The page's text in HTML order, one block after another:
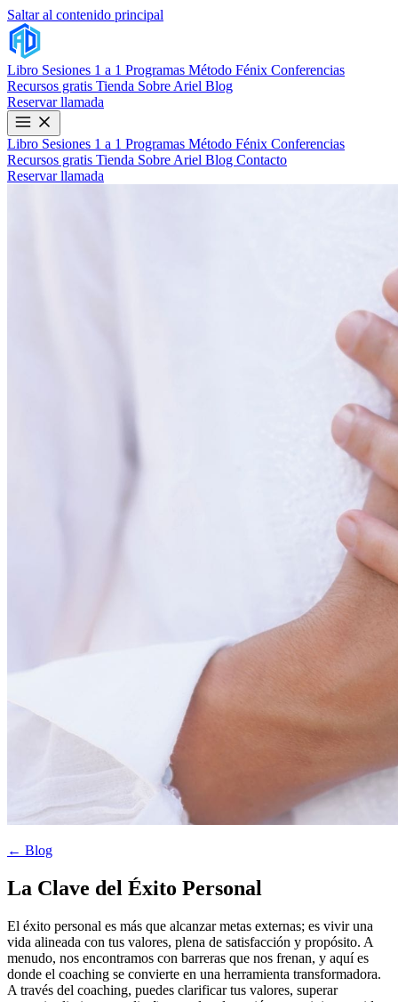
Saltar al contenido principal
Libro Sesiones 1 a 1 Programas Método Fénix Conferencias
Recursos gratis Tienda Sobre Ariel Blog
Reservar llamada
Libro Sesiones 1 a 1 Programas Método Fénix Conferencias
Recursos gratis Tienda Sobre Ariel Blog Contacto
Reservar llamada
← Blog
La Clave del Éxito Personal
El éxito personal es más que alcanzar metas externas; es vivir una
vida alineada con tus valores, plena de satisfacción y propósito. A
menudo, nos encontramos con barreras que nos frenan, y aquí es
donde el coaching se convierte en una herramienta transformadora.
A través del coaching, puedes clarificar tus valores, superar